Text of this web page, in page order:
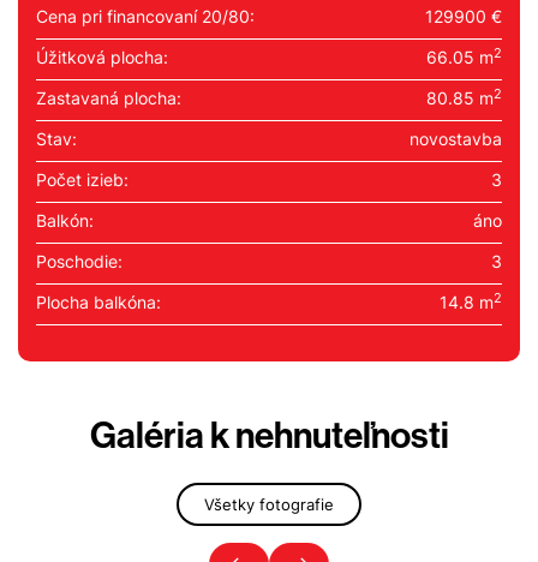
Cena pri financovaní 20/80: 129900 €
Úžitková plocha: 66.05 m2
Zastavaná plocha: 80.85 m2
Stav: novostavba
Počet izieb: 3
Balkón: áno
Poschodie: 3
Plocha balkóna: 14.8 m2
Galéria k nehnuteľnosti
Všetky fotografie